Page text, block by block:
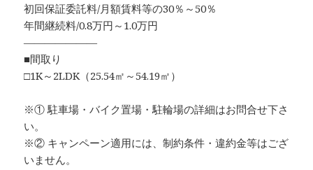
初回保証委託料/月額賃料等の30％～50％
年間継続料/0.8万円～1.0万円
―――――――
■間取り
□1K～2LDK（25.54㎡～54.19㎡）
※① 駐車場・バイク置場・駐輪場の詳細はお問合せ下さ
い。
※② キャンペーン適用には、制約条件・違約金等はござ
いません。